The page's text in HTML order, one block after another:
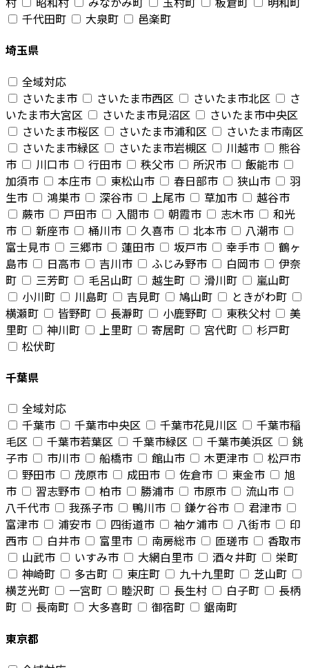
千代田町
大泉町
邑楽町
埼玉県
全域対応
さいたま市
さいたま市西区 さいたま市北区
さ
いたま市大宮区
さいたま市見沼区
さいたま市中央区
さいたま市桜区
さいたま市浦和区
さいたま市南区
さいたま市緑区
さいたま市岩槻区 川越市
熊谷
市
川口市 行田市 秩父市 所沢市
飯能市
加須市
本庄市 東松山市 春日部市 狭山市
羽
生市
鴻巣市 深谷市 上尾市 草加市
越谷市
蕨市
戸田市 入間市 朝霞市 志木市
和光
市
新座市 桶川市 久喜市 北本市
八潮市
富士見市
三郷市 蓮田市 坂戸市 幸手市
鶴ヶ
島市
日高市 吉川市 ふじみ野市 白岡市
伊奈
町
三芳町 毛呂山町 越生町 滑川町
嵐山町
小川町
川島町 吉見町 鳩山町
ときがわ町
横瀬町
皆野町 長瀞町 小鹿野町 東秩父村
美
里町
神川町 上里町 寄居町 宮代町
杉戸町
松伏町
千葉県
全域対応
千葉市
千葉市中央区 千葉市花見川区
千葉市稲
毛区
千葉市若葉区 千葉市緑区 千葉市美浜区
銚
子市
市川市 船橋市 館山市 木更津市
松戸市
野田市
茂原市 成田市 佐倉市 東金市
旭
市
習志野市 柏市 勝浦市 市原市
流山市
八千代市
我孫子市 鴨川市 鎌ケ谷市
君津市
富津市
浦安市 四街道市 袖ケ浦市 八街市
印
西市
白井市 富里市 南房総市 匝瑳市
香取市
山武市
いすみ市 大網白里市 酒々井町
栄町
神崎町
多古町 東庄町 九十九里町
芝山町
横芝光町
一宮町 睦沢町 長生村 白子町
長柄
町
長南町 大多喜町 御宿町
鋸南町
東京都